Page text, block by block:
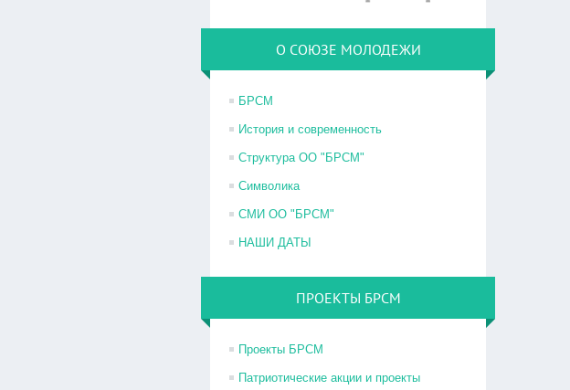
О СОЮЗЕ МОЛОДЕЖИ
БРСМ
История и современность
Структура ОО "БРСМ"
Символика
СМИ ОО "БРСМ"
НАШИ ДАТЫ
ПРОЕКТЫ БРСМ
Проекты БРСМ
Патриотические акции и проекты